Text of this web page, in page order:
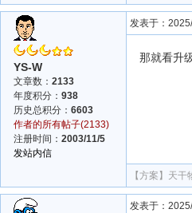
YS-W
文章数： 2133
年度积分： 938
历史总积分： 6603
作者的所有帖子(2133)
注册时间： 2003/11/5
发站内信
发表于：
那就看升
【方案】 天干
发表于：